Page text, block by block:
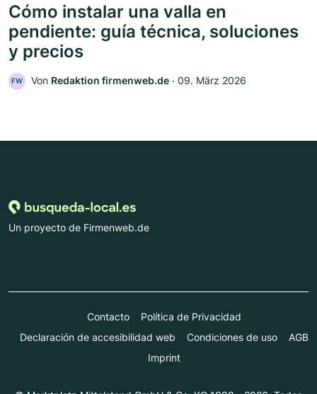
Cómo instalar una valla en
pendiente: guía técnica, soluciones
y precios
FW Von Redaktion firmenweb.de ‧ 09. März 2026
Un proyecto de Firmenweb.de
Contacto
Política de Privacidad
Declaración de accesibilidad web
Condiciones de uso
AGB
Imprint